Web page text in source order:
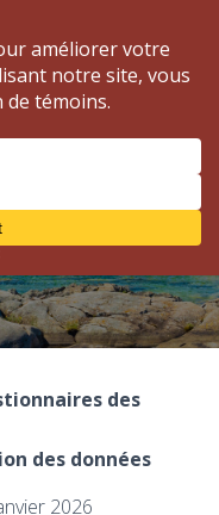
R
D
É
A
témoins
données
des
des données
2026